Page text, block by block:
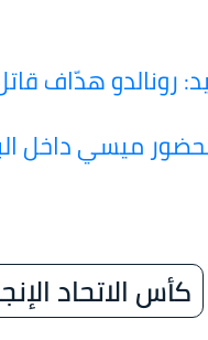
رونالدو هدّاف
ميسي داخل
كأس الاتحاد